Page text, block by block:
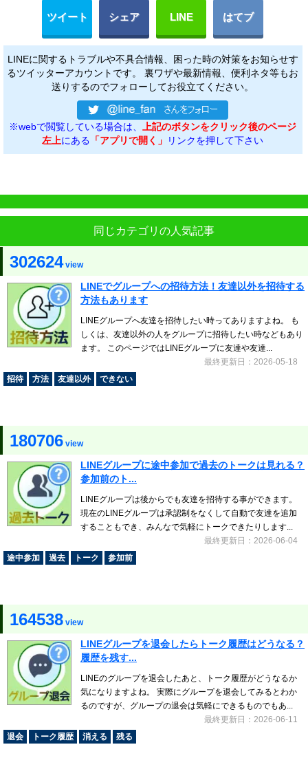
ツイート シェア LINE はてブ
LINEに関するトラブルや不具合情報、困った時の対策をお知らせす
るツイッターアカウントです。 裏ワザや最新情報、便利ネタ等もお
送りするのでフォローしてお役立てください。
※webで閲覧している場合は、
上記のボタンをクリック後のページ
左上にある 「アプリで開く」 リンクを押して下さい
同じカテゴリの人気記事
302624view
LINEでグループへの招待方法！友達以外を招待する
方法もあります
LINEグループへ友達を招待したい時ってありますよね。 も
しくは、友達以外の人をグループに招待したい時などもあり
ます。 このページではLINEグループに友達や友達...
最終更新日：2026-05-18
招待
方法 友達以外 できない
180706 view
LINEグループに途中参加で過去のトークは見れる？
参加前のト...
LINEグループは後からでも友達を招待する事ができます。
現在のLINEグループは承認制をなくして自動で友達を追加
することもでき、みんなで気軽にトークできたりします...
最終更新日：2026-06-04
途中参加
過去 トーク 参加前
164538 view
LINEグループを退会したらトーク履歴はどうなる？
履歴を残す...
LINEのグループを退会したあと、トーク履歴がどうなるか
気になりますよね。 実際にグループを退会してみるとわか
るのですが、グループの退会は気軽にできるものでもあ...
最終更新日：2026-06-11
退会
トーク履歴 消える 残る